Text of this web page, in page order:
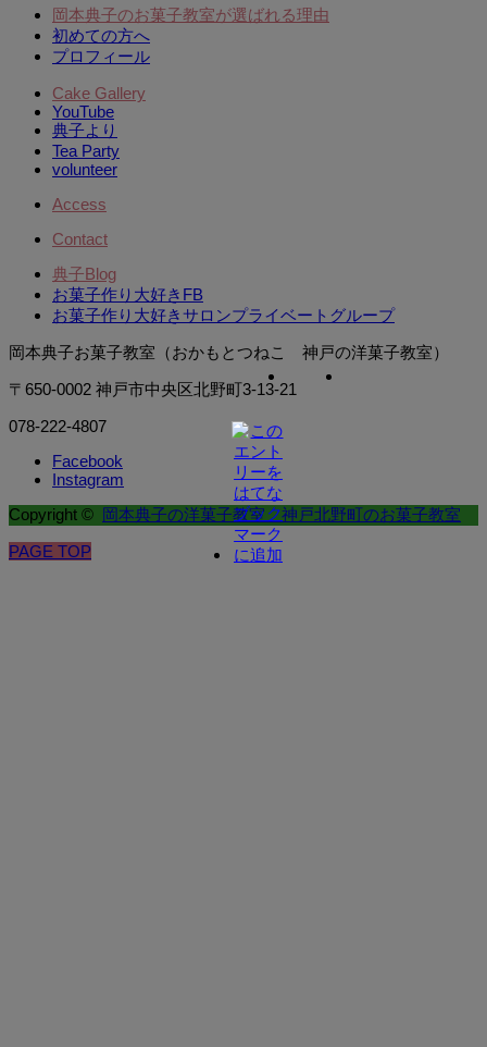
岡本典子のお菓子教室が選ばれる理由
初めての方へ
プロフィール
Cake Gallery
YouTube
典子より
Tea Party
volunteer
Access
Contact
典子Blog
お菓子作り大好きFB
お菓子作り大好きサロンプライベートグループ
岡本典子お菓子教室（おかもとつねこ 神戸の洋菓子教室）
〒650-0002 神戸市中央区北野町3-13-21
078-222-4807
Facebook
Instagram
Copyright © 岡本典子の洋菓子教室 神戸北野町のお菓子教室
PAGE TOP